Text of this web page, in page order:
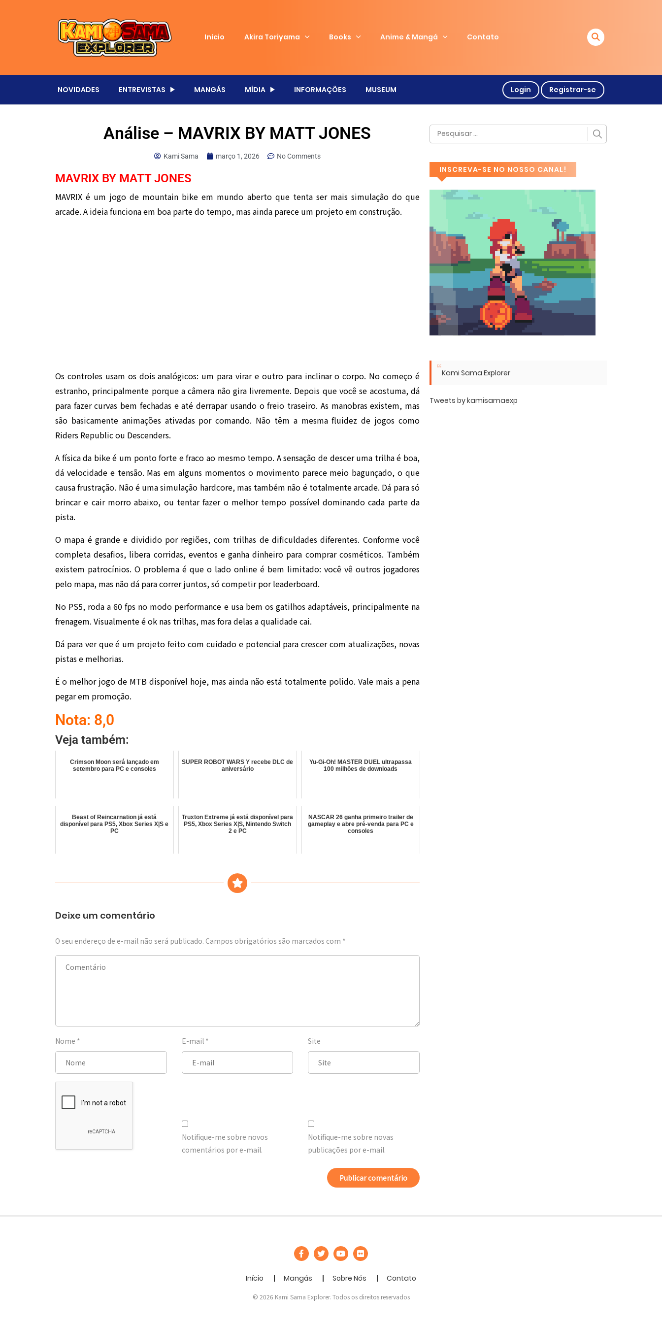
Início Akira Toriyama Books Anime & Mangá Contato
NOVIDADES ENTREVISTAS MANGÁS MÍDIA INFORMAÇÕES MUSEUM Login Registrar-se
Análise – MAVRIX BY MATT JONES
Kami Sama março 1, 2026 No Comments
MAVRIX BY MATT JONES
MAVRIX é um jogo de mountain bike em mundo aberto que tenta ser mais simulação do que
arcade. A ideia funciona em boa parte do tempo, mas ainda parece um projeto em construção.
Os controles usam os dois analógicos: um para virar e outro para inclinar o corpo. No começo é
estranho, principalmente porque a câmera não gira livremente. Depois que você se acostuma, dá
para fazer curvas bem fechadas e até derrapar usando o freio traseiro. As manobras existem, mas
são basicamente animações ativadas por comando. Não têm a mesma fluidez de jogos como
Riders Republic ou Descenders.
A física da bike é um ponto forte e fraco ao mesmo tempo. A sensação de descer uma trilha é boa,
dá velocidade e tensão. Mas em alguns momentos o movimento parece meio bagunçado, o que
causa frustração. Não é uma simulação hardcore, mas também não é totalmente arcade. Dá para só
brincar e cair morro abaixo, ou tentar fazer o melhor tempo possível dominando cada parte da
pista.
O mapa é grande e dividido por regiões, com trilhas de dificuldades diferentes. Conforme você
completa desafios, libera corridas, eventos e ganha dinheiro para comprar cosméticos. Também
existem patrocínios. O problema é que o lado online é bem limitado: você vê outros jogadores
pelo mapa, mas não dá para correr juntos, só competir por leaderboard.
No PS5, roda a 60 fps no modo performance e usa bem os gatilhos adaptáveis, principalmente na
frenagem. Visualmente é ok nas trilhas, mas fora delas a qualidade cai.
Dá para ver que é um projeto feito com cuidado e potencial para crescer com atualizações, novas
pistas e melhorias.
É o melhor jogo de MTB disponível hoje, mas ainda não está totalmente polido. Vale mais a pena
pegar em promoção.
Nota: 8,0
Veja também:
Crimson Moon será lançado em
setembro para PC e consoles
SUPER ROBOT WARS Y recebe DLC de
aniversário
Yu-Gi-Oh! MASTER DUEL ultrapassa
100 milhões de downloads
Beast of Reincarnation já está
disponível para PS5, Xbox Series X|S e
PC
Truxton Extreme já está disponível para
PS5, Xbox Series X|S, Nintendo Switch
2 e PC
NASCAR 26 ganha primeiro trailer de
gameplay e abre pré-venda para PC e
consoles
Deixe um comentário
O seu endereço de e-mail não será publicado. Campos obrigatórios são marcados com *
Nome * E-mail * Site
Notifique-me sobre novos
comentários por e-mail.
Notifique-me sobre novas
publicações por e-mail.
INSCREVA-SE NO NOSSO CANAL!
Kami Sama Explorer
Tweets by kamisamaexp
Início Mangás Sobre Nós Contato
© 2026 Kami Sama Explorer. Todos os direitos reservados